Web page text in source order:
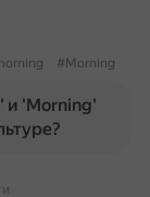
#Morning
и 'Morning'